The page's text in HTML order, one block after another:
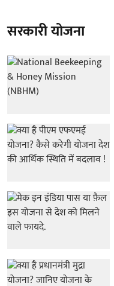
सरकारी योजना